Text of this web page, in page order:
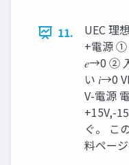
11.
UEC 理
+電源 ①
𝑒→0 ②
い 𝑖→0
V-電源
+15V,-
ぐ。 こ
料ペー